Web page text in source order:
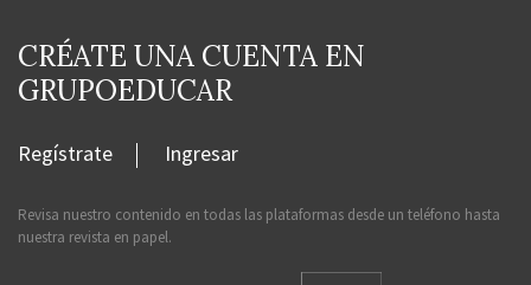
CRÉATE UNA CUENTA EN
GRUPOEDUCAR
Regístrate Ingresar
Revisa nuestro contenido en todas las plataformas desde un teléfono hasta
nuestra revista en papel.